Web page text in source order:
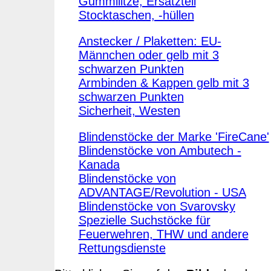
Stocktaschen, -hüllen
Anstecker / Plaketten: EU-
Männchen oder gelb mit 3
schwarzen Punkten
Armbinden & Kappen gelb mit 3
schwarzen Punkten
Sicherheit, Westen
Blindenstöcke der Marke 'FireCane'
Blindenstöcke von Ambutech -
Kanada
Blindenstöcke von
ADVANTAGE/Revolution - USA
Blindenstöcke von Svarovsky
Spezielle Suchstöcke für
Feuerwehren, THW und andere
Rettungsdienste